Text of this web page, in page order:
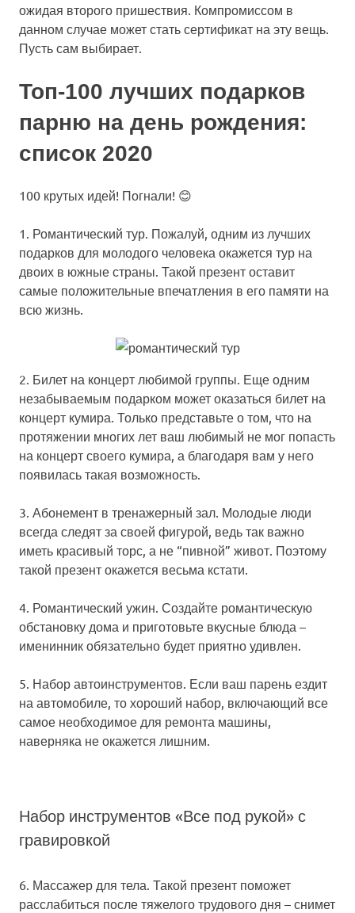
ожидая второго пришествия. Компромиссом в
данном случае может стать сертификат на эту вещь.
Пусть сам выбирает.
Топ-100 лучших подарков
парню на день рождения:
список 2020
100 крутых идей! Погнали! 😊
1. Романтический тур. Пожалуй, одним из лучших
подарков для молодого человека окажется тур на
двоих в южные страны. Такой презент оставит
самые положительные впечатления в его памяти на
всю жизнь.
2. Билет на концерт любимой группы. Еще одним
незабываемым подарком может оказаться билет на
концерт кумира. Только представьте о том, что на
протяжении многих лет ваш любимый не мог попасть
на концерт своего кумира, а благодаря вам у него
появилась такая возможность.
3. Абонемент в тренажерный зал. Молодые люди
всегда следят за своей фигурой, ведь так важно
иметь красивый торс, а не “пивной” живот. Поэтому
такой презент окажется весьма кстати.
4. Романтический ужин. Создайте романтическую
обстановку дома и приготовьте вкусные блюда –
именинник обязательно будет приятно удивлен.
5. Набор автоинструментов. Если ваш парень ездит
на автомобиле, то хороший набор, включающий все
самое необходимое для ремонта машины,
наверняка не окажется лишним.
Набор инструментов «Все под рукой» с
гравировкой
6. Массажер для тела. Такой презент поможет
расслабиться после тяжелого трудового дня – снимет